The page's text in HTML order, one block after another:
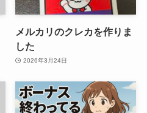
メルカリのクレカを作りま
した
2026年3月24日